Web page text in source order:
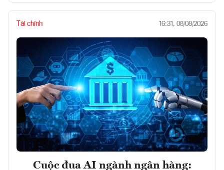
Tài chính 16:31, 08/08/2026
Cuộc đua AI ngành ngân hàng: